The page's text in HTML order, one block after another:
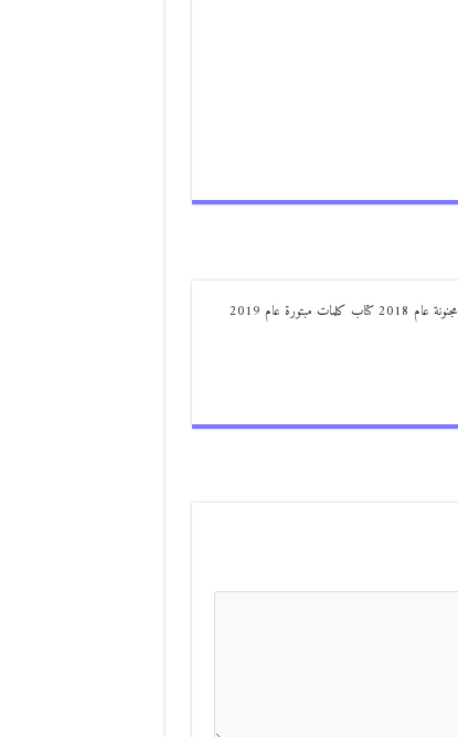
من مواليد ديرعلا ( الصوالحة) صدر له : كتاب مذكرات مجنون في مدن مجنونة عام 2018 كتاب كلمات مبتورة عام 2019